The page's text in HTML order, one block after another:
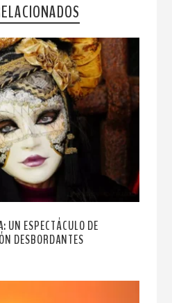
UN ESPECTÁCULO DE
DESBORDANTES